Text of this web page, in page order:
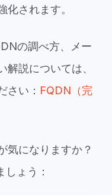
化されます。
の調べ方、メー
説については、
さい： FQDN（完
気になりますか？
ょう：